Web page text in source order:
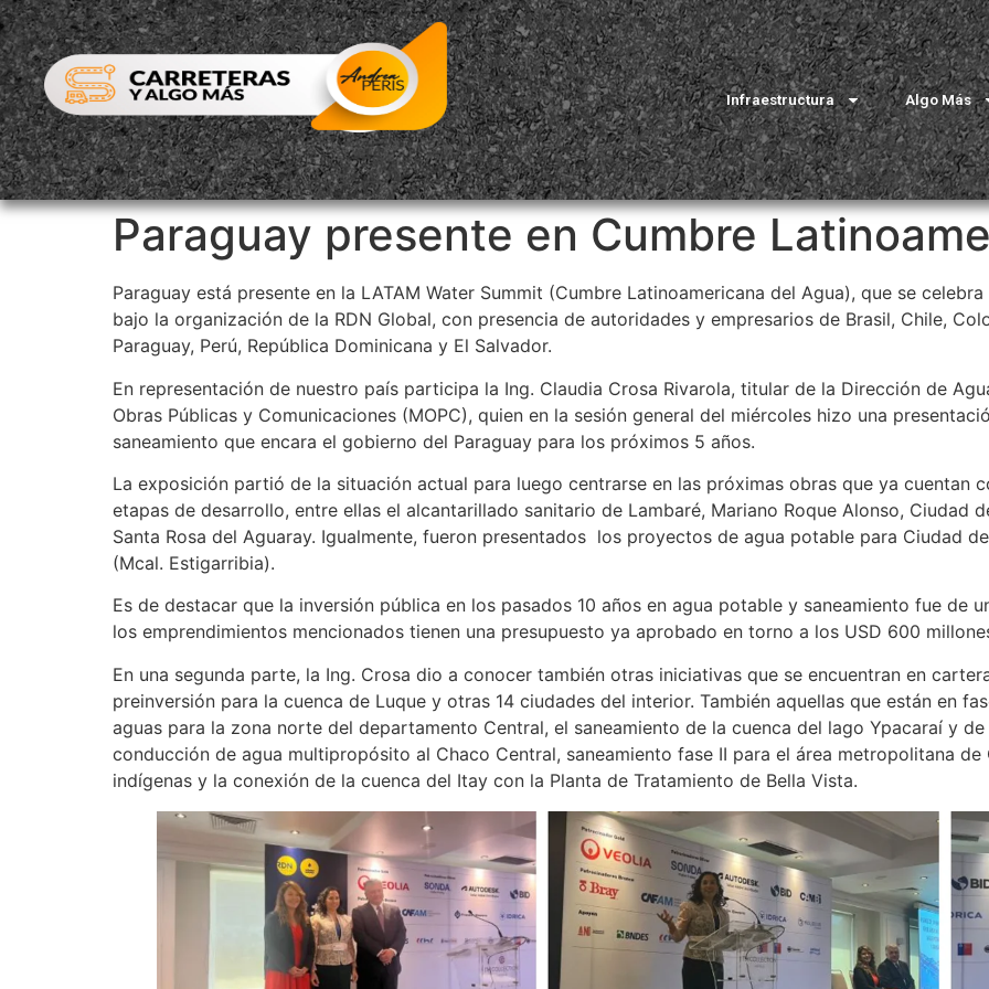
Infraestructura Algo Más
Paraguay presente en Cumbre
Paraguay está presente en la LATAM Water Summit (Cumbre Latinoamericana del Agua), que se
bajo la organización de la RDN Global, con presencia de autoridades y empresarios de Brasil, Chile,
Paraguay, Perú, República Dominicana y El Salvador.
En representación de nuestro país participa la Ing. Claudia Crosa Rivarola, titular de la Dirección de
Obras Públicas y Comunicaciones (MOPC), quien en la sesión general del miércoles hizo una
saneamiento que encara el gobierno del Paraguay para los próximos 5 años.
La exposición partió de la situación actual para luego centrarse en las próximas obras que ya cuentan
etapas de desarrollo, entre ellas el alcantarillado sanitario de Lambaré, Mariano Roque Alonso, Ciudad
Santa Rosa del Aguaray. Igualmente, fueron presentados los proyectos de agua potable para Ciudad
(Mcal. Estigarribia).
Es de destacar que la inversión pública en los pasados 10 años en agua potable y saneamiento fue de
los emprendimientos mencionados tienen una presupuesto ya aprobado en torno a los USD 600
En una segunda parte, la Ing. Crosa dio a conocer también otras iniciativas que se encuentran en
preinversión para la cuenca de Luque y otras 14 ciudades del interior. También aquellas que están en
aguas para la zona norte del departamento Central, el saneamiento de la cuenca del lago Ypacaraí y
conducción de agua multipropósito al Chaco Central, saneamiento fase II para el área metropolitana de
indígenas y la conexión de la cuenca del Itay con la Planta de Tratamiento de Bella Vista.